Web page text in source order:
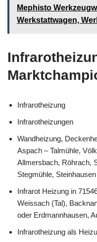
Mephisto
Werkstattwagen,
Infrarotheizung
Infrarotheizungen
Wandheizung,
Aspach – Talmühle,
Allmersbach, Röhrach,
Stegmühle, Steinhausen
Infrarot Heizung in
Weissach (Tal),
oder Erdmannhausen,
Infrarotheizung als